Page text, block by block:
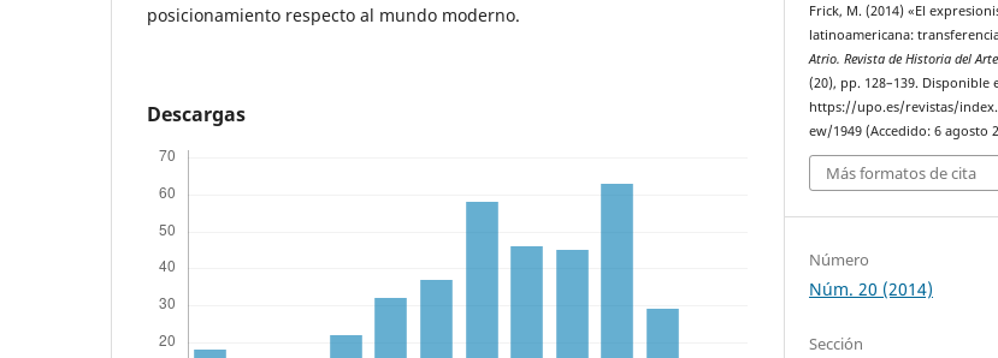
posicionamiento respecto al mundo moderno.
Descargas
Frick, M. (2014) «El
latinoamericana:
Atrio. Revista de Historia del Arte
(20), pp. 128–139. Disponible
https://upo.es/revistas/
ew/1949 (Accedido: 6 agosto
Más formatos de cita
Número
Núm. 20 (2014)
Sección